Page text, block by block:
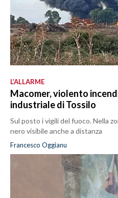
L’ALLARME
Macomer, violento
industriale di Tossilo
Sul posto i vigili del fuoco. Nella
nero visibile anche a distanza
Francesco Oggianu